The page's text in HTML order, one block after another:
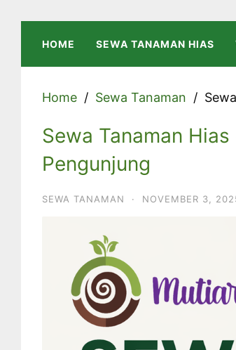
HOME SEWA TANAMAN HIAS
Home Sewa Tanaman
Sewa Tanaman
Pengunjung
SEWA TANAMAN · NOVEMBER 3,